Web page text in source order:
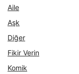
Aile
Aşk
Diğer
Fikir Verin
Komik